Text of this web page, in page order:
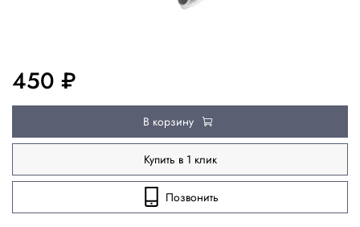
450 ₽
В корзину
Купить в 1 клик
Позвонить